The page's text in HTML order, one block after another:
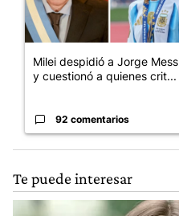
Milei despidió a Jorge
y cuestionó a quienes crit...
92 comentarios